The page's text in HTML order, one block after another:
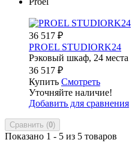
36 517 ₽
PROEL STUDIORK24
Рэковый шкаф, 24 места
36 517 ₽
Купить Смотреть
Уточняйте наличие!
Добавить для сравнения
Сравнить (0)
Показано 1 - 5 из 5 товаров